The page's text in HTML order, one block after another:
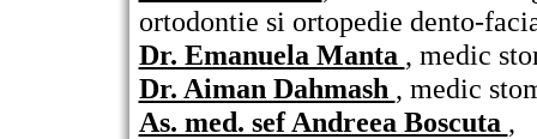
ortodontie si ortopedie dento-
Dr. Emanuela Manta , medic
Dr. Aiman Dahmash , medic
As. med. sef Andreea Boscuta ,